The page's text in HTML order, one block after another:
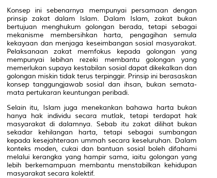
Konsep ini sebenarnya mempunyai persamaan dengan
prinsip zakat dalam Islam. Dalam Islam, zakat bukan
bertujuan menghukum golongan berada, tetapi sebagai
mekanisme membersihkan harta, pengagihan semula
kekayaan dan menjaga keseimbangan sosial masyarakat.
Pelaksanaan zakat memfokus kepada golongan yang
mempunyai lebihan rezeki membantu golongan yang
memerlukan supaya kestabilan sosial dapat dikekalkan dan
golongan miskin tidak terus terpinggir. Prinsip ini berasaskan
konsep tanggungjawab sosial dan ihsan, bukan semata-
mata pertukaran keuntungan peribadi.
Selain itu, Islam juga menekankan bahawa harta bukan
hanya hak individu secara mutlak, tetapi terdapat hak
masyarakat di dalamnya. Sebab itu zakat dilihat bukan
sekadar kehilangan harta, tetapi sebagai sumbangan
kepada kesejahteraan ummah secara keseluruhan. Dalam
konteks moden, cukai dan bantuan sosial boleh difahami
melalui kerangka yang hampir sama, iaitu golongan yang
lebih berkemampuan membantu menstabilkan kehidupan
masyarakat secara kolektif.